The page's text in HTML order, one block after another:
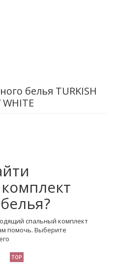
белья TURKISH
WHITE
спальный комплект
помочь. Выберите
TOP